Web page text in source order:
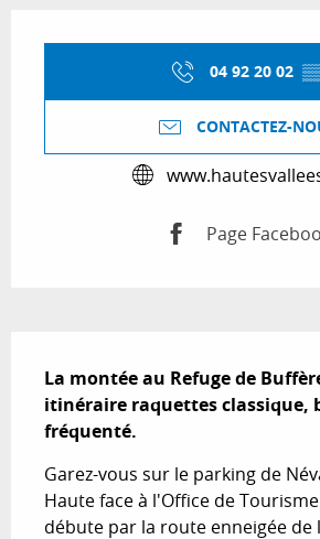
04 92 20 02
CONTACTEZ-
Page
La montée au Refuge de
itinéraire raquettes classique,
fréquenté.
Garez-vous sur le parking de
Haute face à l'Office de
débute par la route enneigée de